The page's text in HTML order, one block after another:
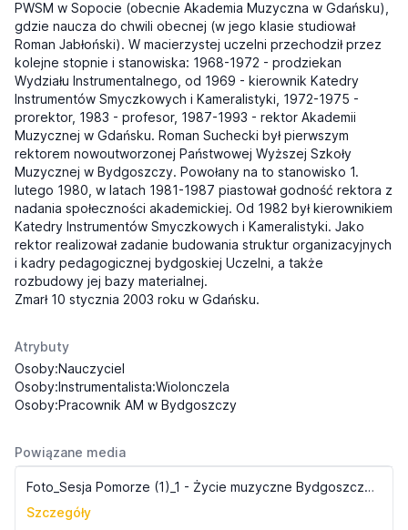
PWSM w Sopocie (obecnie Akademia Muzyczna w Gdańsku),
gdzie naucza do chwili obecnej (w jego klasie studiował
Roman Jabłoński). W macierzystej uczelni przechodził przez
kolejne stopnie i stanowiska: 1968-1972 - prodziekan
Wydziału Instrumentalnego, od 1969 - kierownik Katedry
Instrumentów Smyczkowych i Kameralistyki, 1972-1975 -
prorektor, 1983 - profesor, 1987-1993 - rektor Akademii
Muzycznej w Gdańsku. Roman Suchecki był pierwszym
rektorem nowoutworzonej Państwowej Wyższej Szkoły
Muzycznej w Bydgoszczy. Powołany na to stanowisko 1.
lutego 1980, w latach 1981-1987 piastował godność rektora z
nadania społeczności akademickiej. Od 1982 był kierownikiem
Katedry Instrumentów Smyczkowych i Kameralistyki. Jako
rektor realizował zadanie budowania struktur organizacyjnych
i kadry pedagogicznej bydgoskiej Uczelni, a także
rozbudowy jej bazy materialnej.
Zmarł 10 stycznia 2003 roku w Gdańsku.
Atrybuty
Osoby:Nauczyciel
Osoby:Instrumentalista:Wiolonczela
Osoby:Pracownik AM w Bydgoszczy
Powiązane media
Foto_Sesja Pomorze (1)_1 - Życie muzyczne Bydgoszczy i Pomorza w latach 1919-1939 (1)
Szczegóły